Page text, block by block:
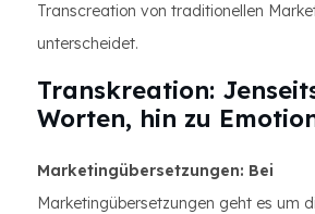
Transcreation von traditionellen
unterscheidet.
Transkreation:
Worten, hin zu
Marketingübersetzungen: Bei
Marketingübersetzungen geht es um